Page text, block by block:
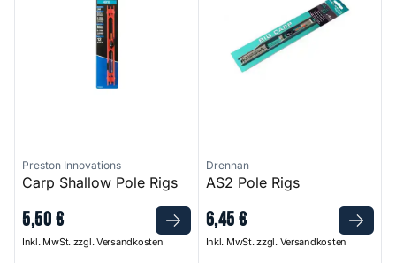
Preston Innovations
Carp Shallow Pole Rigs
5,50€
Inkl. MwSt. zzgl. Versandkosten
Drennan
AS2 Pole Rigs
6,45€
Inkl. MwSt. zzgl. Versandkosten